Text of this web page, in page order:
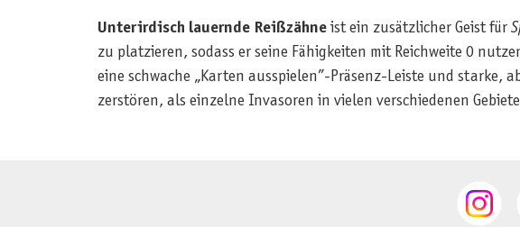
Unterirdisch lauernde Reißzähneist ein zusätzlicher Geist für
zu platzieren, sodass er seine Fähigkeiten mit Reichweite 0
eine schwache „Karten ausspielen”-Präsenz-Leiste und starke,
zerstören, als einzelne Invasoren in vielen verschiedenen